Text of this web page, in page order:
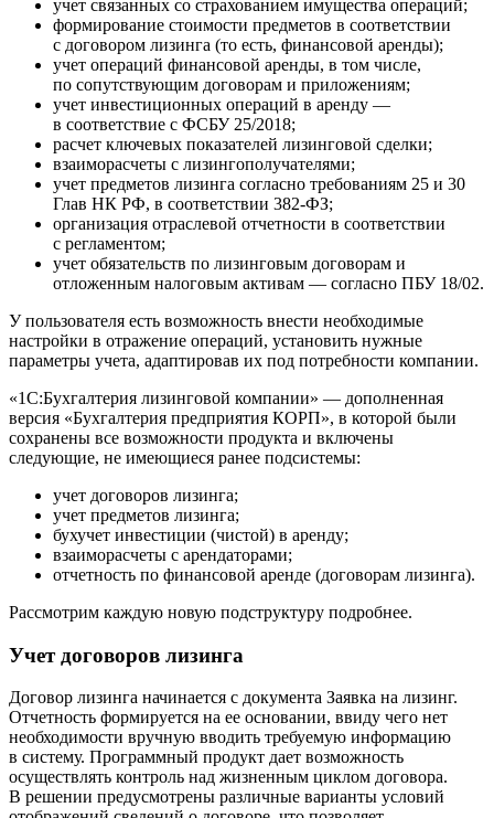
учет связанных со страхованием имущества операций;
формирование стоимости предметов в соответствии
с договором лизинга (то есть, финансовой аренды);
учет операций финансовой аренды, в том числе,
по сопутствующим договорам и приложениям;
учет инвестиционных операций в аренду —
в соответствие с ФСБУ 25/2018;
расчет ключевых показателей лизинговой сделки;
взаиморасчеты с лизингополучателями;
учет предметов лизинга согласно требованиям 25 и 30
Глав НК РФ, в соответствии 382-ФЗ;
организация отраслевой отчетности в соответствии
с регламентом;
учет обязательств по лизинговым договорам и
отложенным налоговым активам — согласно ПБУ 18/02.
У пользователя есть возможность внести необходимые
настройки в отражение операций, установить нужные
параметры учета, адаптировав их под потребности компании.
«1C:Бухгалтерия лизинговой компании» — дополненная
версия «Бухгалтерия предприятия КОРП», в которой были
сохранены все возможности продукта и включены
следующие, не имеющиеся ранее подсистемы:
учет договоров лизинга;
учет предметов лизинга;
бухучет инвестиции (чистой) в аренду;
взаиморасчеты с арендаторами;
отчетность по финансовой аренде (договорам лизинга).
Рассмотрим каждую новую подструктуру подробнее.
Учет договоров лизинга
Договор лизинга начинается с документа Заявка на лизинг.
Отчетность формируется на ее основании, ввиду чего нет
необходимости вручную вводить требуемую информацию
в систему. Программный продукт дает возможность
осуществлять контроль над жизненным циклом договора.
В решении предусмотрены различные варианты условий